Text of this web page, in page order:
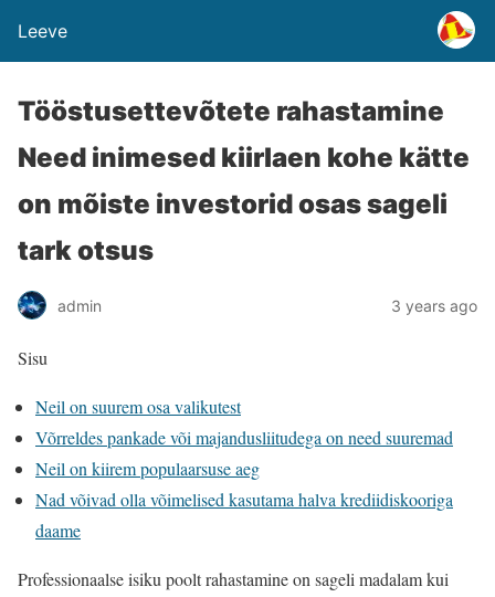
Leeve
Tööstusettevõtete rahastamine
Need inimesed kiirlaen kohe kätte
on mõiste investorid osas sageli
tark otsus
admin 3 years ago
Sisu
Neil on suurem osa valikutest
Võrreldes pankade või majandusliitudega on need suuremad
Neil on kiirem populaarsuse aeg
Nad võivad olla võimelised kasutama halva krediidiskooriga
daame
Professionaalse isiku poolt rahastamine on sageli madalam kui